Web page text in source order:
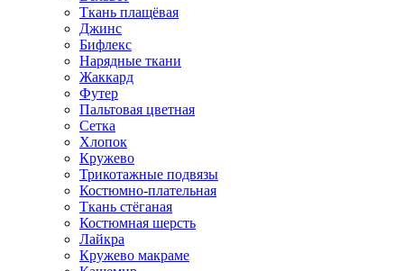
Ткань плащёвая
Джинс
Бифлекс
Нарядные ткани
Жаккард
Футер
Пальтовая цветная
Сетка
Хлопок
Кружево
Трикотажные подвязы
Костюмно-плательная
Ткань стёганая
Костюмная шерсть
Лайкра
Кружево макраме